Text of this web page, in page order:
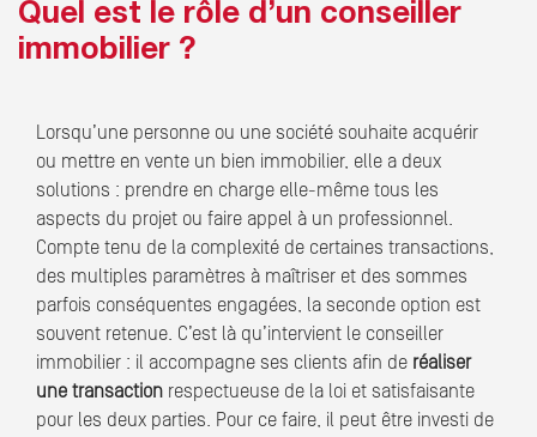
Quel est le rôle d’un conseiller
immobilier ?
Lorsqu’une personne ou une société souhaite acquérir
ou mettre en vente un bien immobilier, elle a deux
solutions : prendre en charge elle-même tous les
aspects du projet ou faire appel à un professionnel.
Compte tenu de la complexité de certaines transactions,
des multiples paramètres à maîtriser et des sommes
parfois conséquentes engagées, la seconde option est
souvent retenue. C’est là qu’intervient le conseiller
immobilier : il accompagne ses clients afin de réaliser
une transaction respectueuse de la loi et satisfaisante
pour les deux parties. Pour ce faire, il peut être investi de